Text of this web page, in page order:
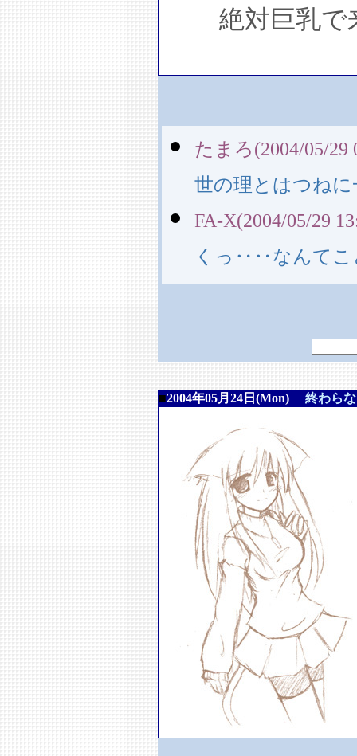
絶対巨乳で
たまろ(2004/05/29
世の理とはつね
FA-X(2004/05/29
くっ‥‥なんてこ
■2004年05月24日(Mon) 終わら